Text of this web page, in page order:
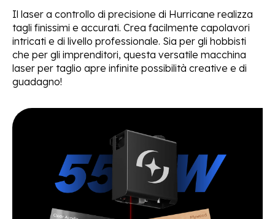
Il laser a controllo di precisione di Hurricane realizza
tagli finissimi e accurati. Crea facilmente capolavori
intricati e di livello professionale. Sia per gli hobbisti
che per gli imprenditori, questa versatile macchina
laser per taglio apre infinite possibilità creative e di
guadagno!